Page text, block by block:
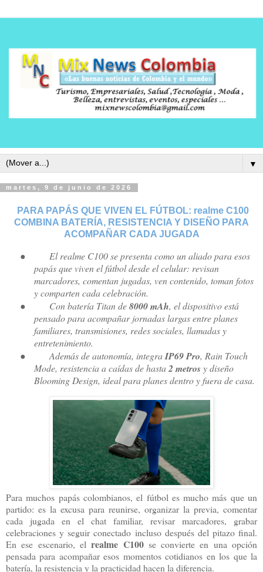
▼
martes, 9 de junio de 2026
PARA PAPÁS QUE VIVEN EL FÚTBOL: realme C100
COMBINA BATERÍA, RESISTENCIA Y DISEÑO PARA
ACOMPAÑAR CADA JUGADA
●
El realme C100 se presenta como un aliado para esos
papás que viven el fútbol desde el celular: revisan
marcadores, comentan jugadas, ven contenido, toman fotos
y comparten cada celebración.
●
Con batería Titan de8000 mAh, el dispositivo está
pensado para acompañar jornadas largas entre planes
familiares, transmisiones, redes sociales, llamadas y
entretenimiento.
●
Además de autonomía, integraIP69 Pro, Rain Touch
Mode, resistencia a caídas de hasta2 metrosy diseño
Blooming Design, ideal para planes dentro y fuera de casa.
Para muchos papás colombianos, el fútbol es mucho más que un
partido: es la excusa para reunirse, organizar la previa, comentar
cada jugada en el chat familiar, revisar marcadores, grabar
celebraciones y seguir conectado incluso después del pitazo final.
En ese escenario, elrealme C100se convierte en una opción
pensada para acompañar esos momentos cotidianos en los que la
batería, la resistencia y la practicidad hacen la diferencia.